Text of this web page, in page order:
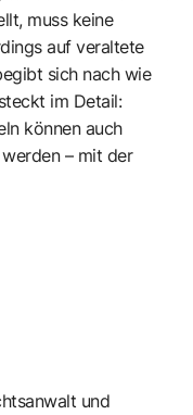
muss keine
auf veraltete
sich nach wie
im Detail:
können auch
– mit der
und